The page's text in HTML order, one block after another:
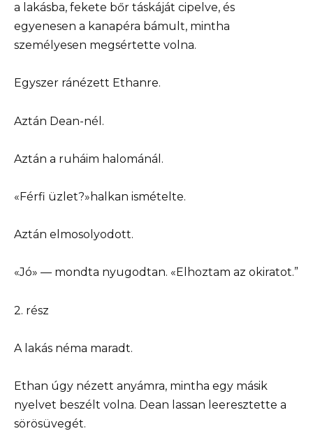
a lakásba, fekete bőr táskáját cipelve, és
egyenesen a kanapéra bámult, mintha
személyesen megsértette volna.
Egyszer ránézett Ethanre.
Aztán Dean-nél.
Aztán a ruháim halománál.
«Férfi üzlet?»halkan ismételte.
Aztán elmosolyodott.
«Jó» — mondta nyugodtan. «Elhoztam az okiratot.”
2. rész
A lakás néma maradt.
Ethan úgy nézett anyámra, mintha egy másik
nyelvet beszélt volna. Dean lassan leeresztette a
sörösüvegét.